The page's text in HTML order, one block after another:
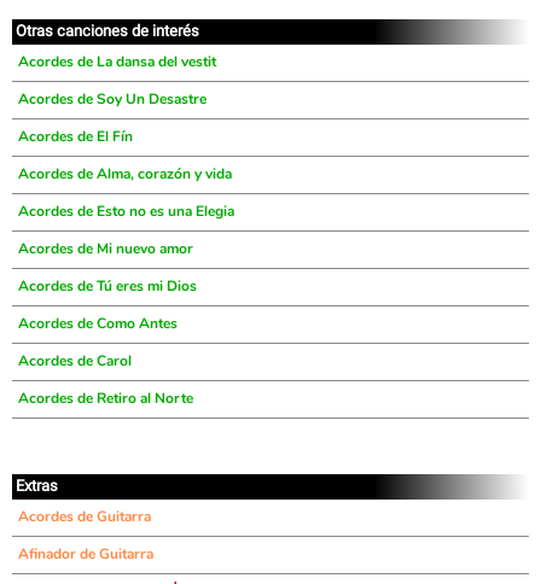
Otras canciones de interés
Acordes de La dansa del vestit
Acordes de Soy Un Desastre
Acordes de El Fín
Acordes de Alma, corazón y vida
Acordes de Esto no es una Elegia
Acordes de Mi nuevo amor
Acordes de Tú eres mi Dios
Acordes de Como Antes
Acordes de Carol
Acordes de Retiro al Norte
Extras
Acordes de Guitarra
Afinador de Guitarra